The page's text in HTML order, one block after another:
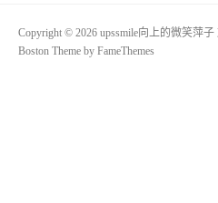
Copyright © 2026 upssmile向上的微笑萍子
Boston Theme by FameThemes